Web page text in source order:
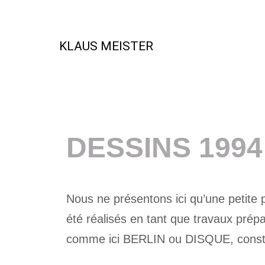
KLAUS MEISTER
DESSINS
Nous ne présentons ici qu’une
été réalisés en tant que travaux
comme ici BERLIN ou DISQUE,